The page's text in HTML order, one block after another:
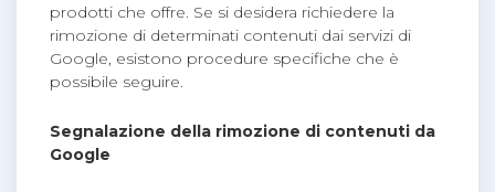
prodotti che offre. Se si desidera richiedere la
rimozione di determinati contenuti dai servizi di
Google, esistono procedure specifiche che è
possibile seguire.
Segnalazione della rimozione di contenuti da
Google